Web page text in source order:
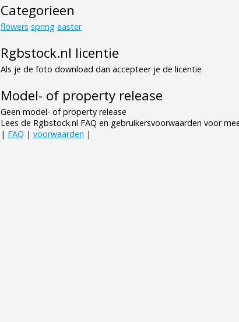
Categorieen
flowers spring easter
Rgbstock.nl licentie
Als je de foto download dan accepteer je de licentie
Model- of property release
Geen model- of property release
Lees de Rgbstock.nl FAQ en gebruikersvoorwaarden voor
| FAQ | voorwaarden |